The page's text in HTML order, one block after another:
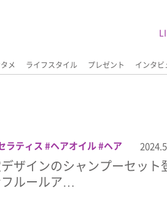
メ ライフスタイル プレゼント インタビ
ラティス ヘアオイル ヘア
ザインのシャンプーセット
ルールア…